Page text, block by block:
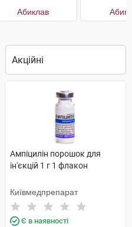
Абиклав
Ампіцилін порошок для
ін'єкцій 1 г 1 флакон
Київмедпрепарат
Є в наявності